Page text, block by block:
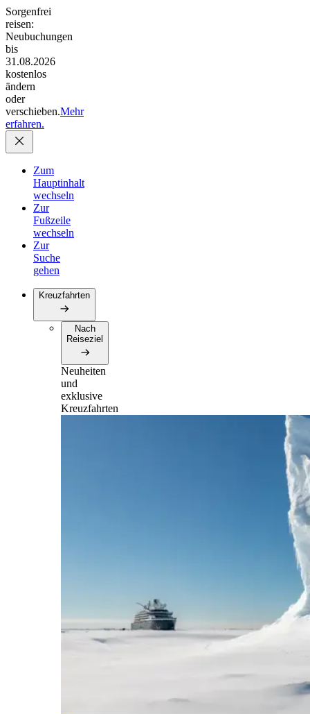
Sorgenfrei
reisen:
Neubuchungen
bis
31.08.2026
kostenlos
ändern
oder
verschieben.Mehr
erfahren.
Zum
Hauptinhalt
wechseln
Zur
Fußzeile
wechseln
Zur
Suche
gehen
Kreuzfahrten
Nach
Reiseziel
Neuheiten
und
exklusive
Kreuzfahrten